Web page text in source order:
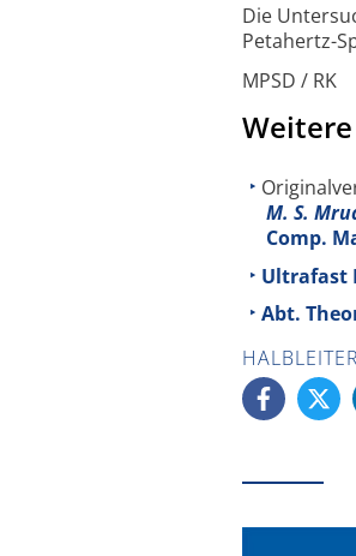
Die
Petahertz-
MPSD / RK
M. S.
Comp.
Ultrafast
Abt.
HALBLEITER